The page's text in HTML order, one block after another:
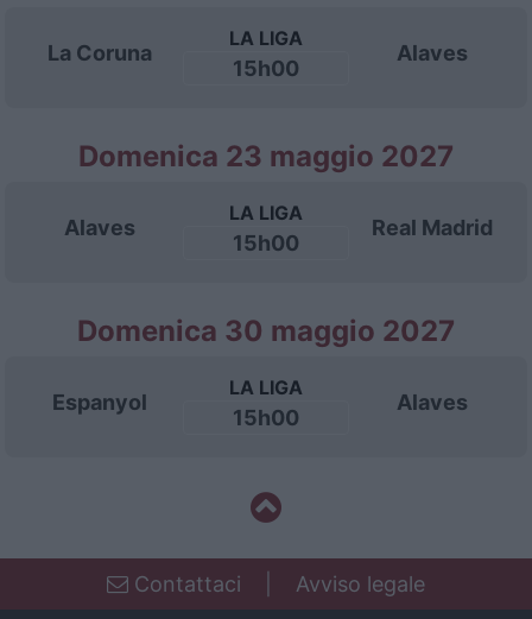
La Coruna
LA LIGA
15h00
Alaves
Domenica 23 maggio 2027
Alaves
LA LIGA
15h00
Real Madrid
Domenica 30 maggio 2027
Espanyol
LA LIGA
15h00
Alaves
Contattaci Avviso legale